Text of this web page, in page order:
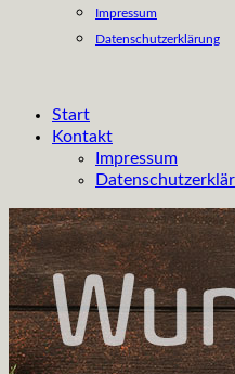
Impressum
Datenschutzerklärung
Start
Kontakt
Impressum